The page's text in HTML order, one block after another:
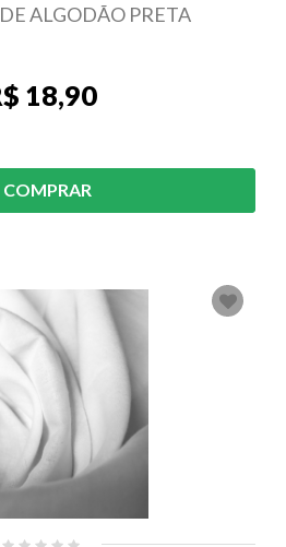
ALGODÃO PRETA
18,90
COMPRAR